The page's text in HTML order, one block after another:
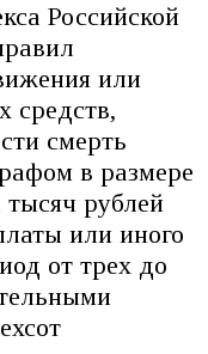
Российской
или
средств,
смерть
в размере
тысяч рублей
или иного
от трех до